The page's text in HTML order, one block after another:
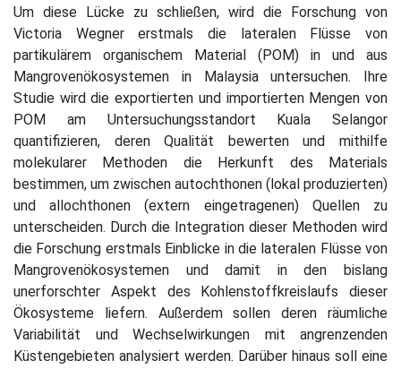
Um diese Lücke zu schließen, wird die Forschung von
Victoria Wegner erstmals die lateralen Flüsse von
partikulärem organischem Material (POM) in und aus
Mangrovenökosystemen in Malaysia untersuchen. Ihre
Studie wird die exportierten und importierten Mengen von
POM am Untersuchungsstandort Kuala Selangor
quantifizieren, deren Qualität bewerten und mithilfe
molekularer Methoden die Herkunft des Materials
bestimmen, um zwischen autochthonen (lokal produzierten)
und allochthonen (extern eingetragenen) Quellen zu
unterscheiden. Durch die Integration dieser Methoden wird
die Forschung erstmals Einblicke in die lateralen Flüsse von
Mangrovenökosystemen und damit in den bislang
unerforschter Aspekt des Kohlenstoffkreislaufs dieser
Ökosysteme liefern. Außerdem sollen deren räumliche
Variabilität und Wechselwirkungen mit angrenzenden
Küstengebieten analysiert werden. Darüber hinaus soll eine